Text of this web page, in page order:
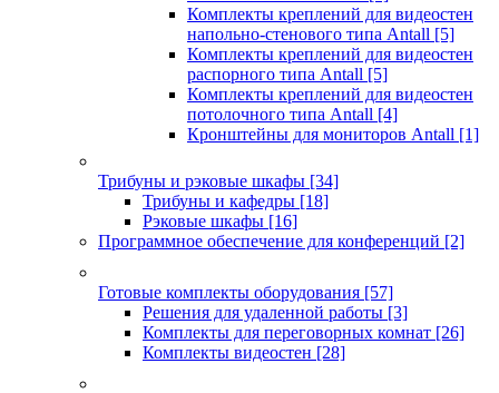
Комплекты креплений для видеостен
напольно-стенового типа Antall [5]
Комплекты креплений для видеостен
распорного типа Antall [5]
Комплекты креплений для видеостен
потолочного типа Antall [4]
Кронштейны для мониторов Antall [1]
Трибуны и рэковые шкафы [34]
Трибуны и кафедры [18]
Рэковые шкафы [16]
Программное обеспечение для конференций [2]
Готовые комплекты оборудования [57]
Решения для удаленной работы [3]
Комплекты для переговорных комнат [26]
Комплекты видеостен [28]